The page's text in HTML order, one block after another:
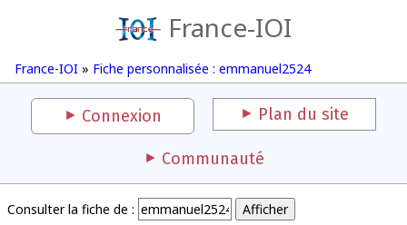
France-IOI
France-IOI » Fiche personnalisée : emmanuel2524
Connexion Plan du site
Communauté
Consulter la fiche de :